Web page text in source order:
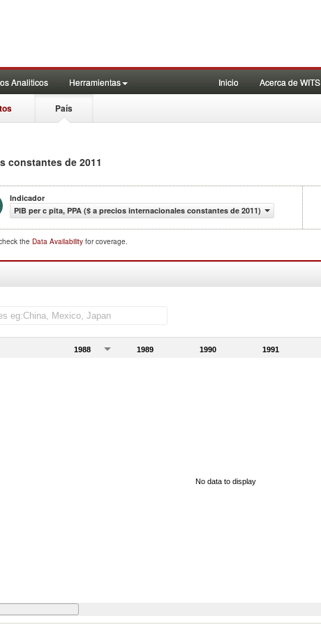
Analiticos Herramientas Inicio Acerca de WITS
País
constantes de 2011
Indicador
PIB per c pita, PPA ($ a precios internacionales constantes de 2011)
the Data Availability for coverage.
1988 1989 1990 1991
No data to display